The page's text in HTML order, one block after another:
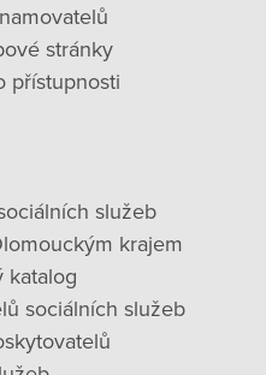
stránky
přístupnosti
služeb
krajem
katalog
sociálních služeb